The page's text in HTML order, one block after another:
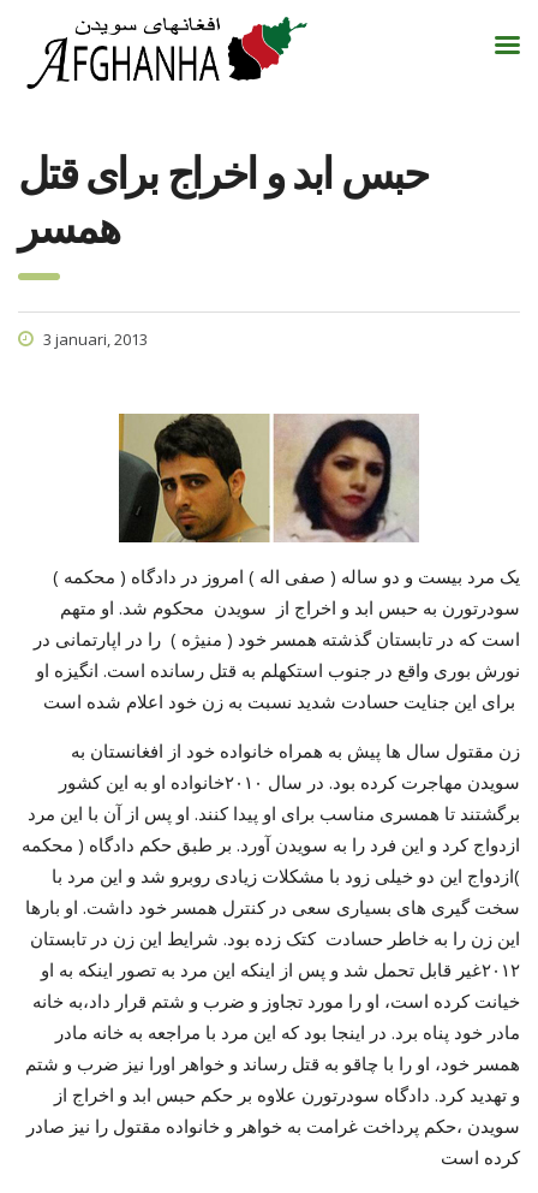
حبس ابد و اخراج برای قتل
همسر
3 januari, 2013
یک مرد بیست و دو ساله ( صفی اله ) امروز در دادگاه ( محکمه )
سودرتورن به حبس ابد و اخراج از سویدن محکوم شد. او متهم
است که در تابستان گذشته همسر خود ( منیژه ) را در اپارتمانی در
نورش بوری واقع در جنوب استکهلم به قتل رسانده است. انگیزه او
زن مقتول سال ها پیش به همراه خانواده خود از افغانستان به
سویدن مهاجرت کرده بود. در سال ٢٠١٠خانواده او به این کشور
برگشتند تا همسری مناسب برای او پیدا کنند. او پس از آن با این مرد
ازدواج کرد و این فرد را به سویدن آورد. بر طبق حکم دادگاه ( محکمه
)ازدواج این دو خیلی زود با مشکلات زیادی روبرو شد و این مرد با
سخت گیری های بسیاری سعی در کنترل همسر خود داشت. او بارها
این زن را به خاطر حسادت کتک زده بود. شرایط این زن در تابستان
٢٠١٢غیر قابل تحمل شد و پس از اینکه این مرد به تصور اینکه به او
خیانت کرده است، او را مورد تجاوز و ضرب و شتم قرار داد،به خانه
مادر خود پناه برد. در اینجا بود که این مرد با مراجعه به خانه مادر
همسر خود، او را با چاقو به قتل رساند و خواهر اورا نیز ضرب و شتم
و تهدید کرد. دادگاه سودرتورن علاوه بر حکم حبس ابد و اخراج از
سویدن ،حکم پرداخت غرامت به خواهر و خانواده مقتول را نیز صادر
کرده است